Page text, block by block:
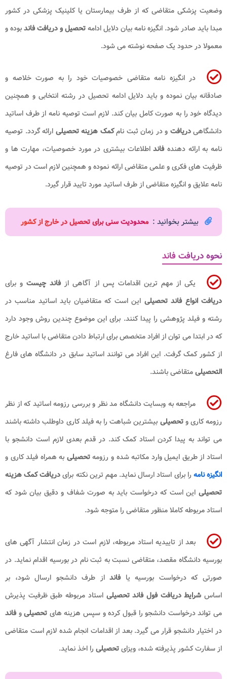
وضعیت پزشکی متقاضی که از طرف بیمارستان یا کلینیک پزشکی در کشور
مبدا باید صادر شود. انگیزه نامه بیان دلایل ادامهتحصیل و دریافت فاندبوده و
معمولا در حدود یک صفحه نوشته می شود.
در انگیزه نامه متقاضی خصوصیات خود را به صورت خلاصه و
صادقانه بیان نموده و باید دلایل ادامه تحصیل در رشته انتخابی و همچنین
دیدگاه خود را به صورت کامل بیان کند. لازم است توصیه نامه از طرف اساتید
دانشگاهیدریافت و در زمان ثبت نامکمک هزینه تحصیلی ارائه گردد. توصیه
نامه به ارائه دهندهفانداطلاعات بیشتری در مورد خصوصیات، مهارت ها و
ظرفیت های فکری و علمی متقاضی ارائه نموده و همچنین لازم است در توصیه
نامه علایق و انگیزه متقاضی از طرف اساتید مورد تایید قرار گیرد.
بیشتر بخوانید : محدودیت سنی برای تحصیل در خارج از کشور
نحوه دریافت فاند
یکی از مهم ترین اقدامات پس از آگاهی ازفاند چیستو برای
دریافت انواع فاند تحصیلی این است که متقاضیان باید اساتید مناسب در
رشته و فیلد پژوهشی را پیدا کنند. برای این موضوع چندین روش وجود دارد
که در ابتدا می توان از افراد متخصص برای ارتباط دادن متقاضی با اساتید خارج
از کشور کمک گرفت. این افراد می توانند اساتید سابق در دانشگاه های فارغ
التحصیلیمتقاضی باشند.
مراجعه به وبسایت دانشگاه مد نظر و بررسی رزومه اساتید که از نظر
رزومه کاری وتحصیلی بیشترین شباهت را به فیلد کاری داوطلب داشته باشند
می تواند به پیدا کردن استاد کمک کند. در قدم بعدی لازم است دانشجو با
استاد از طریق ایمیل وارد مکاتبه شده و رزومهتحصیلی به همراه فیلد کاری و
انگیزه نامه را برای استاد ارسال نماید. مهم ترین نکته برایدریافتکمک هزینه
تحصیلی این است که درخواست باید به صورت شفاف و دقیق بیان شود که
استاد مربوطه کاملا منظور متقاضی را متوجه شود.
بعد از تاییدیه استاد مربوطه، لازم است در زمان انتشار آگهی های
بورسیه دانشگاه مقصد، متقاضی نسبت به ثبت نام در بورسیه اقدام نماید. در
صورتی که درخواست بورسیه یافانداز طرف دانشجو ارسال شود، بر
اساس شرایط دریافت فول فاند تحصیلی استاد مربوطه طبق ظرفیت پذیرش
می تواند درخواست دانشجو را قبول کرده و سپس هزینه های تحصیلیوفاند
در اختیار دانشجو قرار می گیرد. بعد از اقدامات انجام شده لازم است متقاضی
از سفارت کشور پذیرفته شده، ویزایتحصیلی را اخذ نماید.